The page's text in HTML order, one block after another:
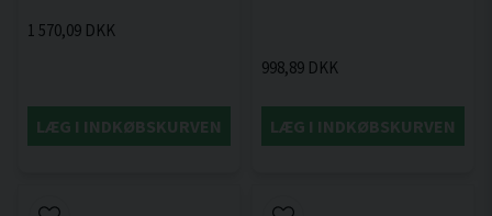
1 570,09 DKK
LÆG I INDKØBSKURVEN
998,89 DKK
LÆG I INDKØBSKURVEN